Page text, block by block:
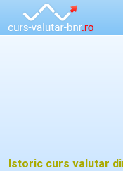
Istoric curs valutar